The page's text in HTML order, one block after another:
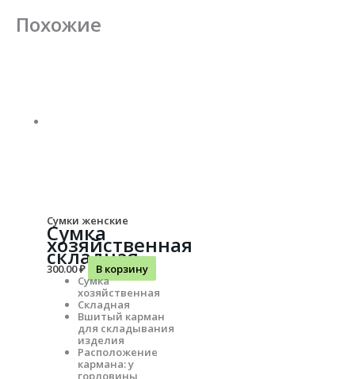
Похожие
Сумки женские
Сумка
хозяйственная
складная
300.00₽
В корзину
Сумка
хозяйственная
Складная
Вшитый карман
для складывания
изделия
Расположение
кармана: у
горловины